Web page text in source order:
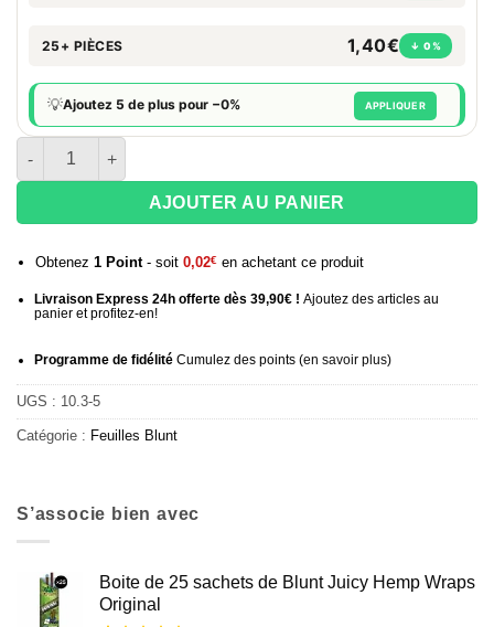
25+ PIÈCES 1,40€ ↓ 0%
💡Ajoutez 5 de plus pour −0% APPLIQUER
quantité de Blunt Juicy Hemp Wraps Original - Red Alert
AJOUTER AU PANIER
Obtenez 1Point- soit 0,02€ en achetant ce produit
Livraison Express 24h offerte dès 39,90€ ! Ajoutez des articles au
panier et profitez-en!
Programme de fidélitéCumulez des points (en savoir plus)
UGS : 10.3-5
Catégorie : Feuilles Blunt
S’associe bien avec
Boite de 25 sachets de Blunt Juicy Hemp Wraps
Original